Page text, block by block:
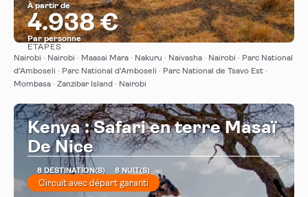
À partir de
4.938 €
Par personne
Afficher
ÉTAPES
Nairobi · Nairobi · Maasai Mara · Nakuru · Naivasha · Nairobi · Parc National
d'Amboseli · Parc National d'Amboseli · Parc National de Tsavo Est ·
Mombasa · Zanzibar Island · Nairobi
Kenya : Safari en terre Masaï
De Nice
8 DESTINATION(S) 8 NUIT(S)
Circuit avec départ garanti